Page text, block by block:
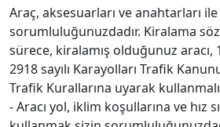
Araç, aksesuarları ve anahtarları
sorumluluğunuzdadır. Kiralama
sürece, kiralamış olduğunuz aracı,
2918 sayılı Karayolları Trafik
Trafik Kurallarına uyarak
- Aracı yol, iklim koşullarına ve hız